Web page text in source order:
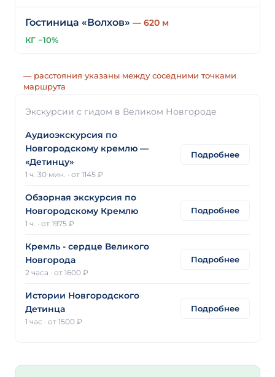
Гостиница «Волхов» — 620 м
КГ −10%
— расстояния указаны между соседними точками
маршрута
Экскурсии с гидом в Великом Новгороде
Аудиоэкскурсия по
Новгородскому кремлю —
«Детинцу»
1 ч. 30 мин. · от 1145 ₽
Подробнее
Обзорная экскурсия по
Новгородскому Кремлю
1 ч. · от 1975 ₽
Подробнее
Кремль - сердце Великого
Новгорода
2 часа · от 1600 ₽
Подробнее
Истории Новгородского
Детинца
1 час · от 1500 ₽
Подробнее